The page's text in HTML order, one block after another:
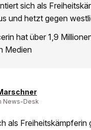
sich als
und hetzt gegen
hat über 1,9
Medien
News-Desk
als Freiheitskämpferin